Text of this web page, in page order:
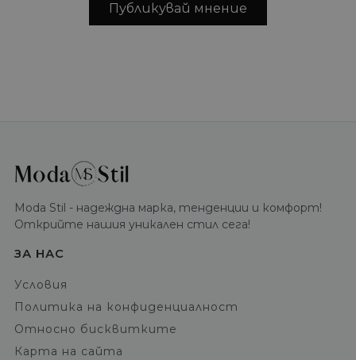
Публикувай мнение
Moda Stil - надеждна марка, тенденции и комфорт!
Открийте нашия уникален стил сега!
ЗА НАС
Условия
Политика на конфиденциалност
Относно бисквитките
Карта на сайта